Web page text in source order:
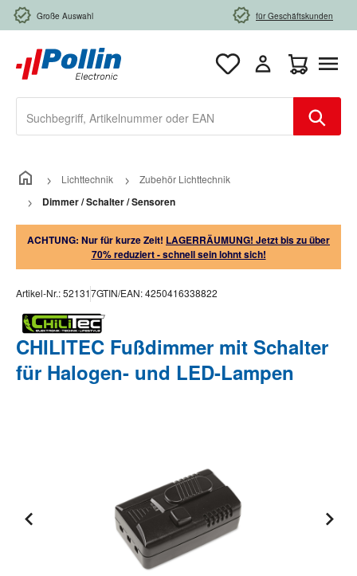
Zum Hauptinhalt springen
Große Auswahl für Geschäftskunden
Lichttechnik Zubehör Lichttechnik
Dimmer / Schalter / Sensoren
ACHTUNG: Nur für kurze Zeit! LAGERRÄUMUNG! Jetzt bis zu über
70% reduziert - schnell sein lohnt sich!
Artikel-Nr.:521317GTIN/EAN:4250416338822
CHILITEC Fußdimmer mit Schalter
für Halogen- und LED-Lampen